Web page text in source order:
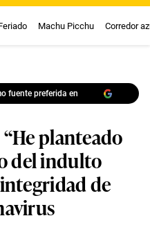
Machu Picchu Corredor
fuente preferida en
planteado
del indulto
de